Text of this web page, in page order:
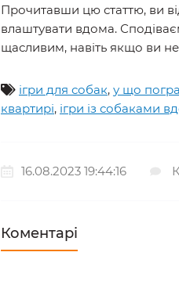
Прочитавши цю статтю, ви
влаштувати вдома.
щасливим, навіть якщо ви
ігри для собак, у що
квартирі, ігри із собаками
16.08.2023 19:44:16
Коментарі